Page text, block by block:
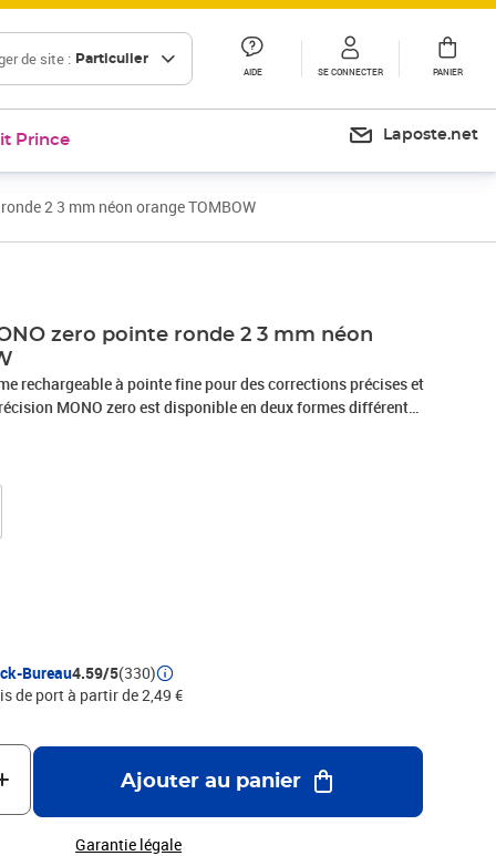
de site : Particulier
AIDE SE CONNECTER PANIER
Prince Laposte.net
2 3 mm néon orange TOMBOW
zero pointe ronde 2 3 mm néon
rechargeable à pointe fine pour des corrections précises et
MONO zero est disponible en deux formes différentes
: en pointe ronde à 2,3 mm de diamètre et pointe
C'est un ustensile indispensable pour une utilisation
Découvrez leMONO zero
Bureau4.59/5(330)
de port à partir de 2,49 €
Ajouter au panier
Garantie légale